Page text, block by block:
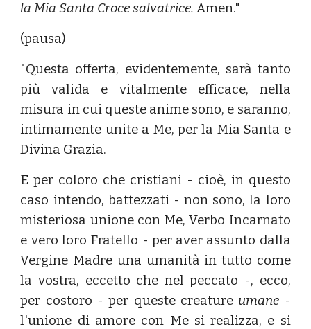
la Mia Santa Croce salvatrice. Amen."
(pausa)
"Questa offerta, evidentemente, sarà tanto
più valida e vitalmente efficace, nella
misura in cui queste anime sono, e saranno,
intimamente unite a Me, per la Mia Santa e
Divina Grazia.
E per coloro che cristiani - cioè, in questo
caso intendo, battezzati - non sono, la loro
misteriosa unione con Me, Verbo Incarnato
e vero loro Fratello - per aver assunto dalla
Vergine Madre una umanità in tutto come
la vostra, eccetto che nel peccato -, ecco,
per costoro - per queste creature umane -
l'unione di amore con Me si realizza, e si